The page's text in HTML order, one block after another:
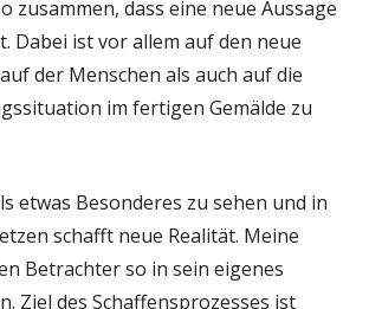
zusammen, dass eine neue Aussage
Dabei ist vor allem auf den neue
der Menschen als auch auf die
im fertigen Gemälde zu
etwas Besonderes zu sehen und in
schafft neue Realität. Meine
Betrachter so in sein eigenes
Ziel des Schaffensprozesses ist